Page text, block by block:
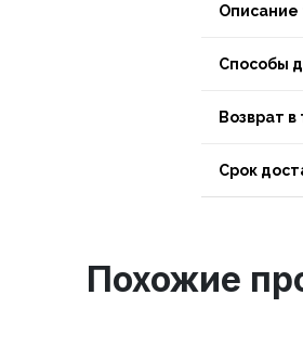
Описание
Способы
Возврат
Срок
Похожие